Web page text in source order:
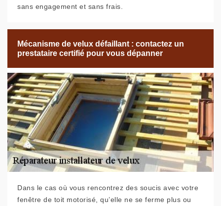
sans engagement et sans frais.
Mécanisme de velux défaillant : contactez un
prestataire certifié pour vous dépanner
Dans le cas où vous rencontrez des soucis avec votre
fenêtre de toit motorisé, qu’elle ne se ferme plus ou